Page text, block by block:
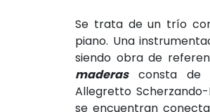
Se trata de un trío
piano. Una
siendo obra de
maderasconsta de
Allegretto
se encuentran